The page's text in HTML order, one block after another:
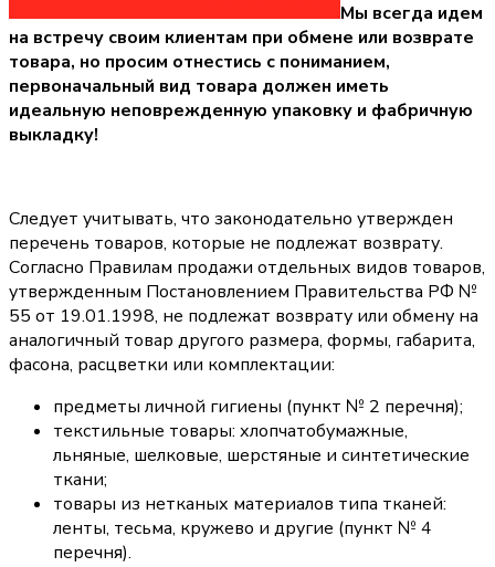
Мы всегда идем
на встречу своим клиентам при обмене или возврате
товара, но просим отнестись с пониманием,
первоначальный вид товара должен иметь
идеальную неповрежденную упаковку и фабричную
выкладку!
Следует учитывать, что законодательно утвержден
перечень товаров, которые не подлежат возврату.
Согласно Правилам продажи отдельных видов товаров,
утвержденным Постановлением Правительства РФ №
55 от 19.01.1998, не подлежат возврату или обмену на
аналогичный товар другого размера, формы, габарита,
фасона, расцветки или комплектации:
предметы личной гигиены (пункт № 2 перечня);
текстильные товары: хлопчатобумажные,
льняные, шелковые, шерстяные и синтетические
ткани;
товары из нетканых материалов типа тканей:
ленты, тесьма, кружево и другие (пункт № 4
перечня).